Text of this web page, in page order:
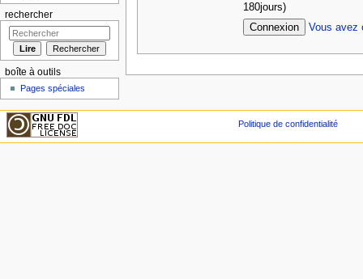
180jours)
Vous avez
rechercher
boîte à outils
Pages spéciales
Politique de confidentialité